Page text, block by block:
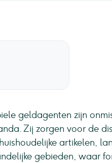
geldagenten zijn
Zij zorgen voor de
artikelen,
gebieden, waar